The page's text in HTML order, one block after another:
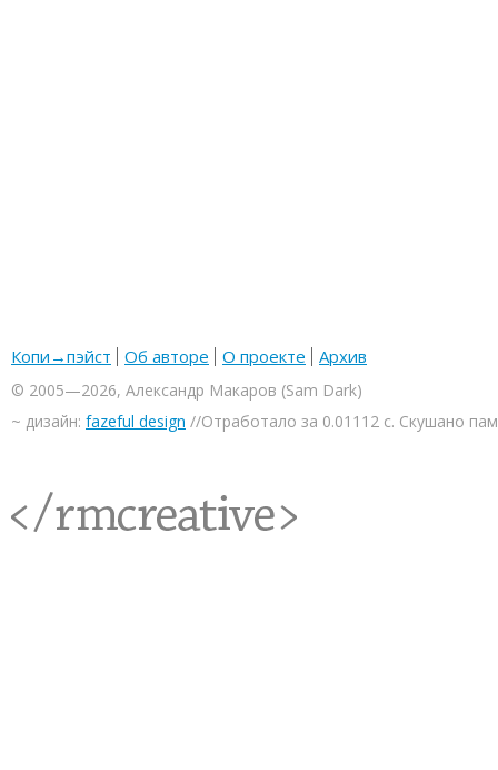
Копи→пэйст Об авторе О проекте Архив
© 2005—2026, Александр Макаров (Sam Dark)
~ дизайн: fazeful design //Отработало за 0.01112 с. Скушано
<rmcreative/>